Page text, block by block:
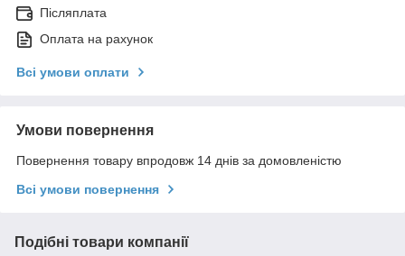
Післяплата
Оплата на рахунок
Всі умови оплати
Умови повернення
Повернення товару впродовж 14 днів за домовленістю
Всі умови повернення
Подібні товари компанії